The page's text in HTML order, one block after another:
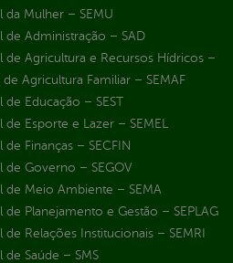
da Mulher – SEMU
de Administração – SAD
de Agricultura e Recursos Hídricos –
de Agricultura Familiar – SEMAF
de Educação – SEST
de Esporte e Lazer – SEMEL
Finanças – SECFIN
de Governo – SEGOV
de Meio Ambiente – SEMA
de Planejamento e Gestão – SEPLAG
de Relações Institucionais – SEMRI
de Saúde – SMS